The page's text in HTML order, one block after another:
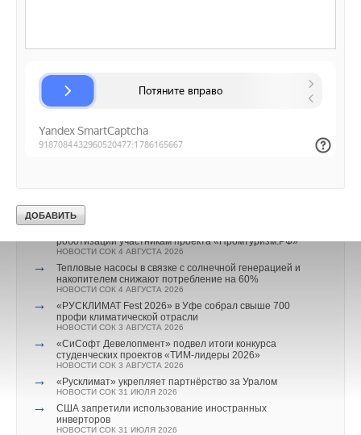
Читайте по теме:
→
В Забайкалье запустили крупнейшую в России
Абагайтуйскую СЭС
НОВОСТИ СОК 7 АВГУСТА 2026
→ 21-й ежегодный форум «ЦОД-2026»
НОВОСТИ СОК 5 АВГУСТА 2026
→
роботизации участникам проекта «Промтуризм.РФ»
НОВОСТИ СОК 4 АВГУСТА 2026
→
Тепловые насосы в связке с солнечной генерацией и
накопителем снижают потребление на 60%
НОВОСТИ СОК 4 АВГУСТА 2026
→
«РУСКЛИМАТ Fest 2026» в Уфе собрал свыше 700
профи климатической отрасли
НОВОСТИ СОК 3 АВГУСТА 2026
→
«СиСофт Девелопмент» подвел итоги конкурса
студенческих проектов «ТИМ-лидеры 2026»
НОВОСТИ СОК 3 АВГУСТА 2026
→ «Русклимат» укрепляет партнёрство за Уралом
НОВОСТИ СОК 31 ИЮЛЯ 2026
→
США запретили использование иностранных
инверторов
НОВОСТИ СОК 31 ИЮЛЯ 2026